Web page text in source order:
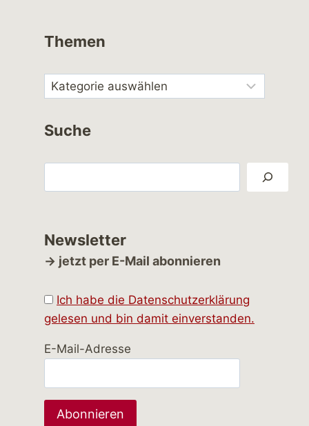
Themen
Suche
Newsletter
→ jetzt per E-Mail abonnieren
Ich habe die Datenschutzerklärung
gelesen und bin damit einverstanden.
E-Mail-Adresse